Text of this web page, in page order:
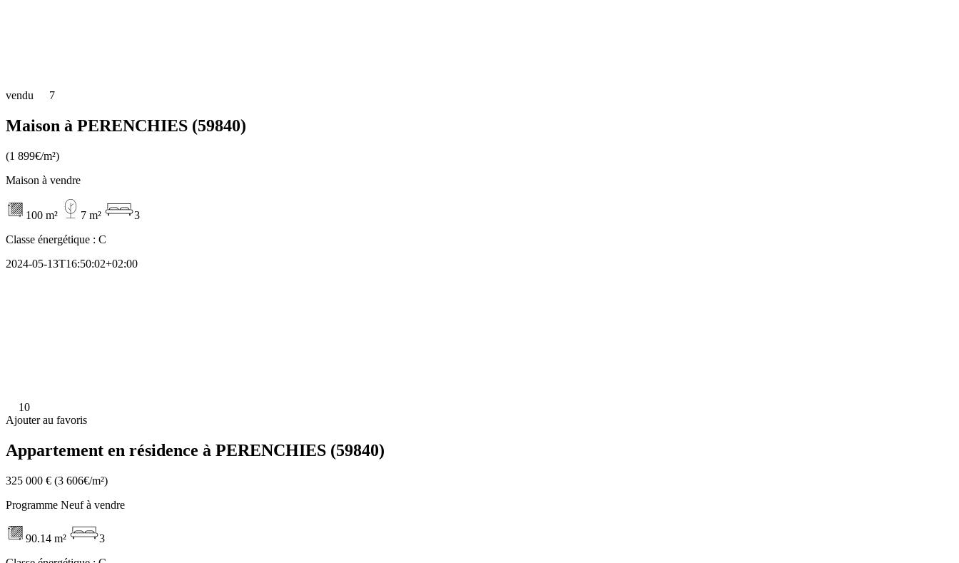
vendu 7
Maison à PERENCHIES (59840)
(1 899€/m²)
Maison à vendre
100 m² 7 m²
3
Classe énergétique : C
2024-05-13T16:50:02+02:00
10
Ajouter au favoris
Appartement en résidence à PERENCHIES (59840)
325 000 € (3 606€/m²)
Programme Neuf à vendre
90.14 m²
3